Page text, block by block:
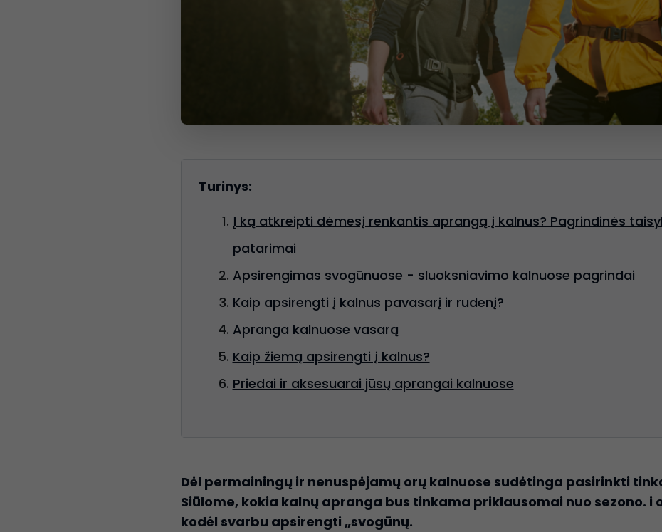
Turinys:
Į ką atkreipti dėmesį renkantis aprangą į kalnus? Pagrindinės
patarimai
Apsirengimas svogūnuose - sluoksniavimo kalnuose pagrindai
Kaip apsirengti į kalnus pavasarį ir rudenį?
Apranga kalnuose vasarą
Kaip žiemą apsirengti į kalnus?
Priedai ir aksesuarai jūsų aprangai kalnuose
Dėl permainingų ir nenuspėjamų orų kalnuose sudėtinga pasirinkti
Siūlome, kokia kalnų apranga bus tinkama priklausomai nuo sezono. i
kodėl svarbu apsirengti „svogūnų.